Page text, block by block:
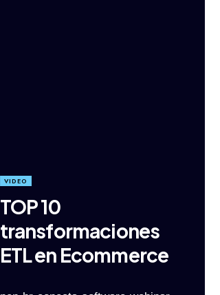
VIDEO
TOP 10
transformaciones
ETL en Ecommerce